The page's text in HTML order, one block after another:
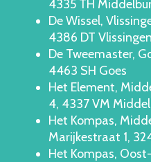
4335 TH
De Wissel,
4386 DT Vlissingen
De Tweemaster,
4463 SH Goes
Het Element,
4, 4337 VM
Het Kompas,
Marijkestraat 1,
Het Kompas,